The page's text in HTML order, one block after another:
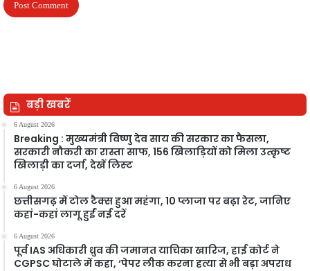
बड़ी खबरें
6 August 2026
Breaking : मुख्यमंत्री विष्णु देव साय की सरकार का फैसला,
सरकारी नौकरी का रास्ता साफ, 156 खिलाड़ियों को मिला उत्कृष्ट
खिलाड़ी का दर्जा, देखें लिस्‍ट
6 August 2026
छत्तीसगढ़ में टोल टैक्स हुआ महंगा, 10 प्लाजा पर बढ़ा रेट, जानिए
कहां-कहां लागू हुईं नई दरें
6 August 2026
पूर्व IAS अधिकारी ध्रुव की जमानत याचिका खारिज, हाई कोर्ट ने
CGPSC घोटाले में कहा, ‘पेपर लीक करना हत्या से भी बड़ा अपराध